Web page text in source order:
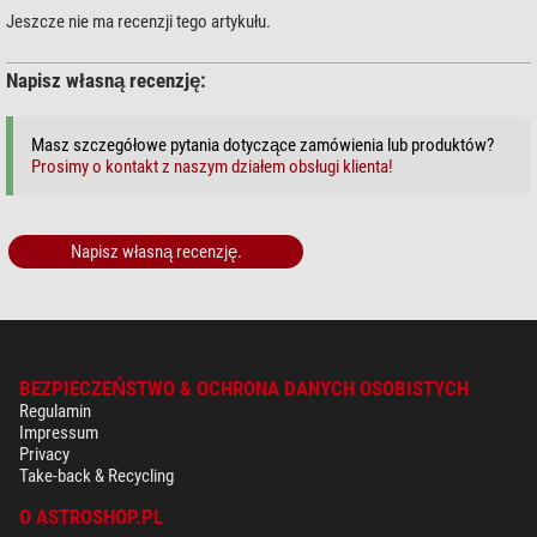
Jeszcze nie ma recenzji tego artykułu.
Napisz własną recenzję:
Masz szczegółowe pytania dotyczące zamówienia lub produktów?
Prosimy o kontakt z naszym działem obsługi klienta!
Napisz własną recenzję.
BEZPIECZEŃSTWO & OCHRONA DANYCH OSOBISTYCH
Regulamin
Impressum
Privacy
Take-back & Recycling
O ASTROSHOP.PL